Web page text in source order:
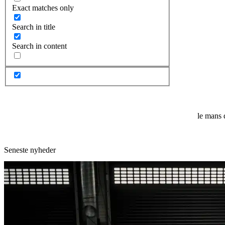
Exact matches only
Search in title
Search in content
le mans
Seneste nyheder